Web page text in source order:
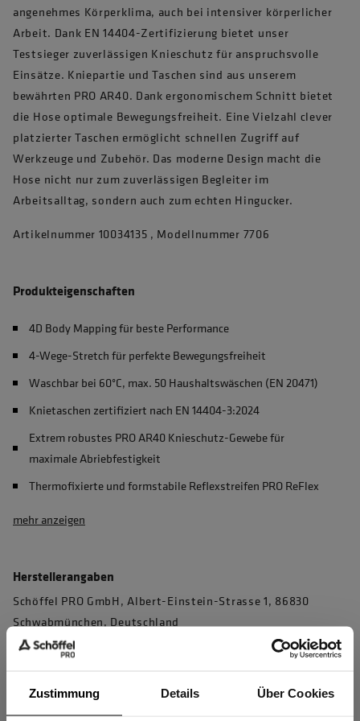
Zustimmung Details Über Cookies
angenehmes Körperklima, auch bei intensiver körperlicher
Arbeit. Dank EN 14404-Zertifizierung bietet unser
Testsieger zuverlässigen Knieschutz für anspruchsvolle
Einsätze. Kniepartie und Taschen sind aus unserem
bewährten PRO AR40. Dank ergonomischem Schnitt bietet
die Hose optimale Bewegungsfreiheit. Eine Vielzahl clever
platzierter Taschen ermöglicht schnellen Zugriff auf
Werkzeuge und Zubehör. Das moderne Design macht die
Hose nicht nur zum zuverlässigen Begleiter im
Arbeitsalltag, sondern auch zum echten Hingucker.
Artikelnummer 10034135 , Modellnummer 7706
Produkteigenschaften
4D Body Mapping für beste Performance
4-Wege-Stretch für perfekte Bewegungsfreiheit
Waschbar bei 60°C, max. 50 Haushaltswäschen (EN 20471)
Knietaschen zertifiziert nach EN 14404-3:2024
Extrem robustes PRO AR40 Knieschutz-Gewebe für
maximale Abriebfestigkeit
Thermofixierte und formstabile Reflexstreifen PRO ReFlex
mehr anzeigen
Herstellerangaben
Schöffel PRO GmbH, Albert-Einstein-Strasse 1, 86830
Schwabmünchen, Deutschland
info@schoeffel-pro.com